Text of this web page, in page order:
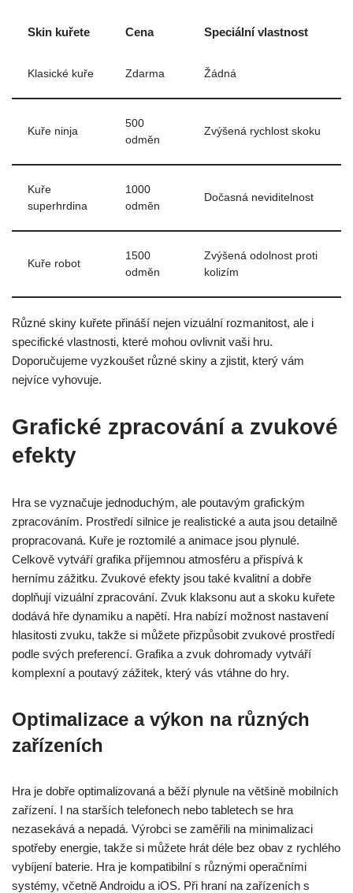
Skin kuřete Cena Speciální vlastnost
Klasické kuře Zdarma Žádná
Kuře ninja
500
odměn
Zvýšená rychlost skoku
Kuře
superhrdina
1000
odměn
Dočasná neviditelnost
Kuře robot
1500
odměn
Zvýšená odolnost proti
kolizím
Různé skiny kuřete přináší nejen vizuální rozmanitost, ale i
specifické vlastnosti, které mohou ovlivnit vaši hru.
Doporučujeme vyzkoušet různé skiny a zjistit, který vám
nejvíce vyhovuje.
Grafické zpracování a zvukové
efekty
Hra se vyznačuje jednoduchým, ale poutavým grafickým
zpracováním. Prostředí silnice je realistické a auta jsou detailně
propracovaná. Kuře je roztomilé a animace jsou plynulé.
Celkově vytváří grafika příjemnou atmosféru a přispívá k
hernímu zážitku. Zvukové efekty jsou také kvalitní a dobře
doplňují vizuální zpracování. Zvuk klaksonu aut a skoku kuřete
dodává hře dynamiku a napětí. Hra nabízí možnost nastavení
hlasitosti zvuku, takže si můžete přizpůsobit zvukové prostředí
podle svých preferencí. Grafika a zvuk dohromady vytváří
komplexní a poutavý zážitek, který vás vtáhne do hry.
Optimalizace a výkon na různých
zařízeních
Hra je dobře optimalizovaná a běží plynule na většině mobilních
zařízení. I na starších telefonech nebo tabletech se hra
nezasekává a nepadá. Výrobci se zaměřili na minimalizaci
spotřeby energie, takže si můžete hrát déle bez obav z rychlého
vybíjení baterie. Hra je kompatibilní s různými operačními
systémy, včetně Androidu a iOS. Při hraní na zařízeních s